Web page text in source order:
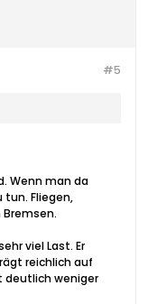
#5
Wenn man da
Fliegen,
viel Last. Er
reichlich auf
deutlich weniger